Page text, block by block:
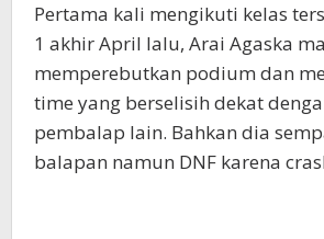
Pertama kali mengikuti kelas
1 akhir April lalu, Arai Agaska
memperebutkan podium dan
time yang berselisih dekat
pembalap lain. Bahkan dia
balapan namun DNF karena